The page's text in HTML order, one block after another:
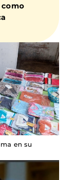
como
en su